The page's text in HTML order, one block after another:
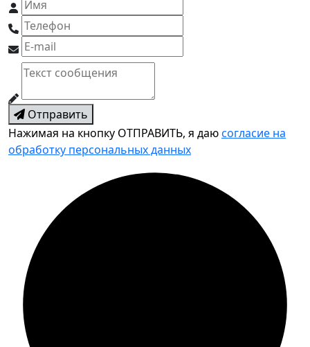
Отправить
Нажимая на кнопку ОТПРАВИТЬ, я даюсогласие на
обработку персональных данных